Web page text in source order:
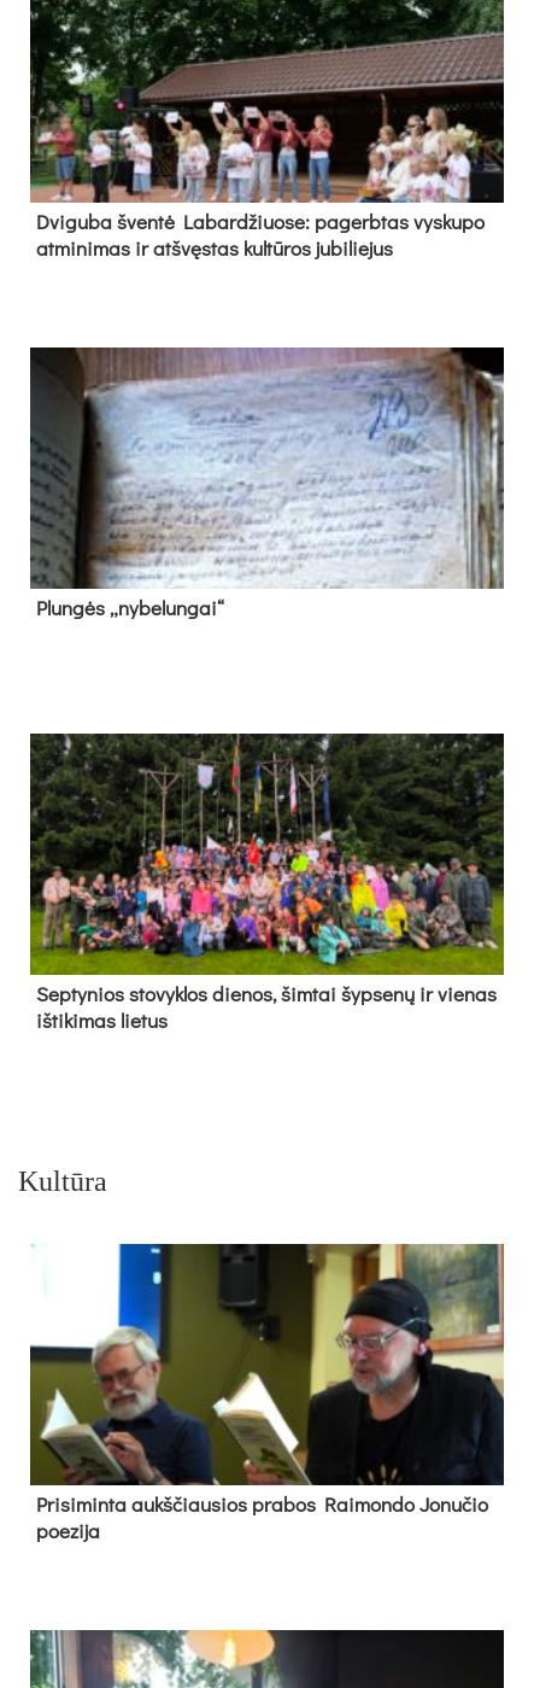
Dvi­gu­ba šven­tė La­bar­džiuo­se: pa­gerb­tas vys­ku­po
at­mi­ni­mas ir at­švęs­tas kul­tū­ros ju­bi­lie­jus
Plun­gės „ny­be­lun­gai“
Sep­ty­nios sto­vyk­los die­nos, šim­tai šyp­se­nų ir vie­nas
iš­ti­ki­mas lie­tus
Kultūra
Pri­si­min­ta aukš­čiau­sios pra­bos Rai­mon­do Jo­nu­čio
poe­zi­ja